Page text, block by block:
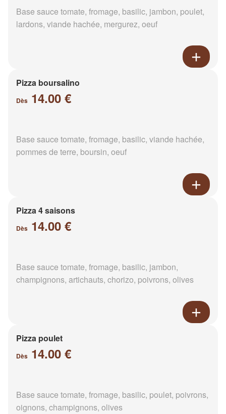
Base sauce tomate, fromage, basilic, jambon, poulet,
lardons, viande hachée, mergurez, oeuf
Pizza boursalino
Dès 14.00 €
Base sauce tomate, fromage, basilic, viande hachée,
pommes de terre, boursin, oeuf
Pizza 4 saisons
Dès 14.00 €
Base sauce tomate, fromage, basilic, jambon,
champignons, artichauts, chorizo, poivrons, olives
Pizza poulet
Dès 14.00 €
Base sauce tomate, fromage, basilic, poulet, poivrons,
oignons, champignons, olives